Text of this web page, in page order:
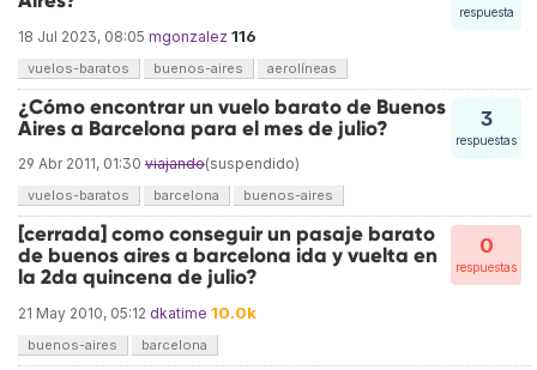
respuesta
18 Jul 2023, 08:05 mgonzalez 116
vuelos-baratos buenos-aires aerolíneas
3
respuestas
¿Cómo encontrar un vuelo barato de Buenos
Aires a Barcelona para el mes de julio?
29 Abr 2011, 01:30 viajando(suspendido)
vuelos-baratos barcelona buenos-aires
0
respuestas
[cerrada] como conseguir un pasaje barato
de buenos aires a barcelona ida y vuelta en
la 2da quincena de julio?
21 May 2010, 05:12 dkatime 10.0k
buenos-aires barcelona